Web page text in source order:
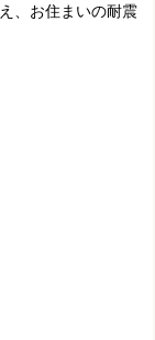
、お住まいの耐震